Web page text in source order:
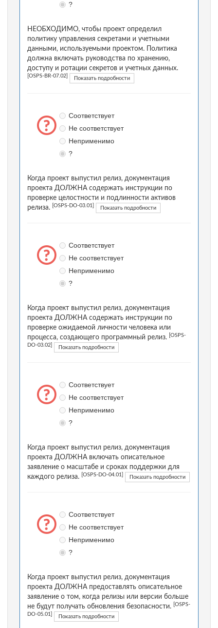
?
НЕОБХОДИМО, чтобы проект определил
политику управления секретами и учетными
данными, используемыми проектом. Политика
должна включать руководства по хранению,
доступу и ротации секретов и учетных данных.
[OSPS-BR-07.02] Показать подробности
Соответствует
Не соответствует
Неприменимо
?
Когда проект выпустил релиз, документация
проекта ДОЛЖНА содержать инструкции по
проверке целостности и подлинности активов
релиза.
[OSPS-DO-03.01] Показать подробности
Соответствует
Не соответствует
Неприменимо
?
Когда проект выпустил релиз, документация
проекта ДОЛЖНА содержать инструкции по
проверке ожидаемой личности человека или
процесса, создающего программный релиз.
[OSPS-
DO-03.02] Показать подробности
Соответствует
Не соответствует
Неприменимо
?
Когда проект выпустил релиз, документация
проекта ДОЛЖНА включать описательное
заявление о масштабе и сроках поддержки для
каждого релиза.
[OSPS-DO-04.01] Показать подробности
Соответствует
Не соответствует
Неприменимо
?
Когда проект выпустил релиз, документация
проекта ДОЛЖНА предоставлять описательное
заявление о том, когда релизы или версии больше
не будут получать обновления безопасности.
[OSPS-
DO-05.01] Показать подробности